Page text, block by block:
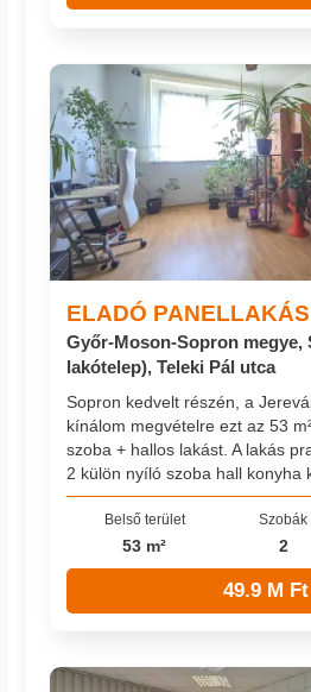
ELADÓ PANELLAKÁS
Győr-Moson-Sopron megye,
lakótelep), Teleki Pál utca
Sopron kedvelt részén, a
kínálom megvételre ezt az 53
szoba + hallos lakást. A lakás
2 külön nyíló szoba hall konyha
Belső terület
53 m²
Szobák
2
49.9 M Ft